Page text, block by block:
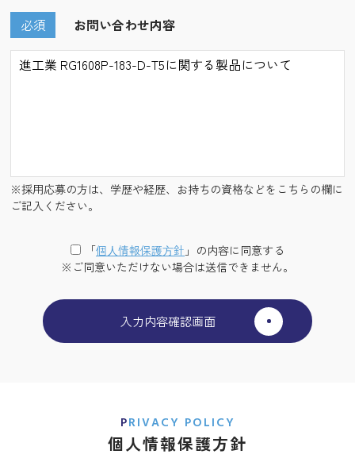
お問い合わせ内容
必須
※採用応募の方は、学歴や経歴、お持ちの資格などをこちらの欄に
ご記入ください。
「個⼈情報保護⽅針 」の内容に同意する
※ご同意いただけない場合は送信できません。
PRIVACY POLICY
個人情報保護方針